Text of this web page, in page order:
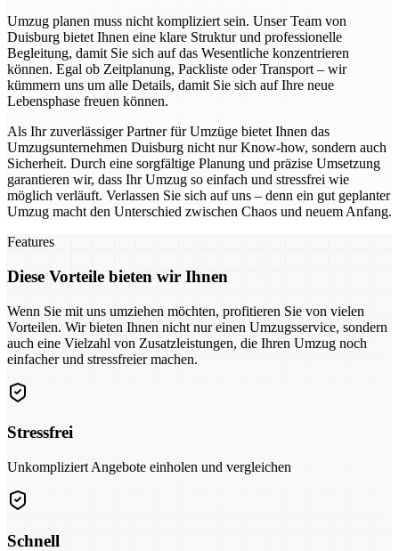
Umzug planen muss nicht kompliziert sein. Unser Team von
Duisburg bietet Ihnen eine klare Struktur und professionelle
Begleitung, damit Sie sich auf das Wesentliche konzentrieren
können. Egal ob Zeitplanung, Packliste oder Transport – wir
kümmern uns um alle Details, damit Sie sich auf Ihre neue
Lebensphase freuen können.
Als Ihr zuverlässiger Partner für Umzüge bietet Ihnen das
Umzugsunternehmen Duisburg nicht nur Know-how, sondern auch
Sicherheit. Durch eine sorgfältige Planung und präzise Umsetzung
garantieren wir, dass Ihr Umzug so einfach und stressfrei wie
möglich verläuft. Verlassen Sie sich auf uns – denn ein gut geplanter
Umzug macht den Unterschied zwischen Chaos und neuem Anfang.
Features
Diese Vorteile bieten wir Ihnen
Wenn Sie mit uns umziehen möchten, profitieren Sie von vielen
Vorteilen. Wir bieten Ihnen nicht nur einen Umzugsservice, sondern
auch eine Vielzahl von Zusatzleistungen, die Ihren Umzug noch
einfacher und stressfreier machen.
Stressfrei
Unkompliziert Angebote einholen und vergleichen
Schnell